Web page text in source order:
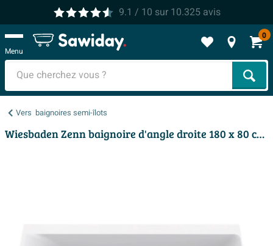
9.1 / 10 sur 10.325avis
Menu
0
Vers baignoires semi-îlots
Wiesbaden Zenn baignoire d'angle droite 180 x 80 cm acrylique brillant blanc avec vidage brillant blanc